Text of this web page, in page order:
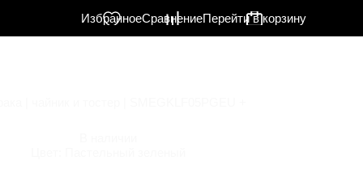
ИзбранноеСравнениеПерейти в корзину